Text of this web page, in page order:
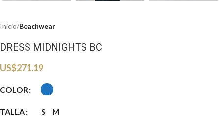
Inicio Beachwear
DRESS MIDNIGHTS BC
US$271.19
COLOR
TALLA S M